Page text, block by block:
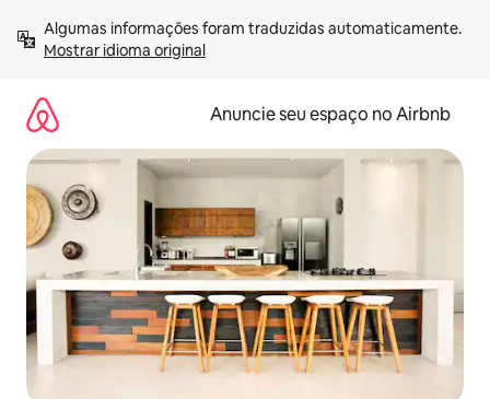
para
Mostrar idioma original
Anuncie seu espaço no Airbnb